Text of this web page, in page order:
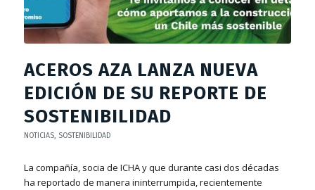
ACEROS AZA LANZA NUEVA
EDICIÓN DE SU REPORTE DE
SOSTENIBILIDAD
NOTICIAS, SOSTENIBILIDAD
La compañía, socia de ICHA y que durante casi dos décadas
ha reportado de manera ininterrumpida, recientemente